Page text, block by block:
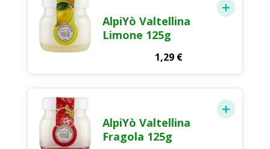
AlpiYò Valtellina
Limone 125g
1,29 €
AlpiYò Valtellina
Fragola 125g